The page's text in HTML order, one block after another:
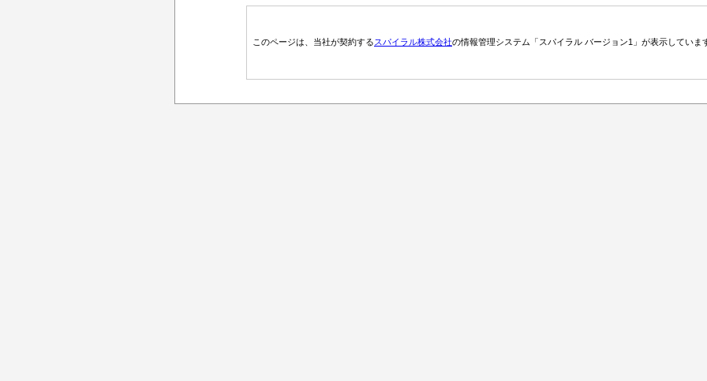
このページは、当社が契約するスパイラル株式会社の情報管理システム「スパイラル バージョン1」が表示していま